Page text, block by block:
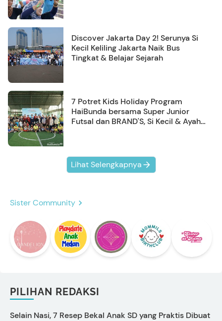
Discover Jakarta Day 2! Serunya Si
Kecil Keliling Jakarta Naik Bus
Tingkat & Belajar Sejarah
7 Potret Kids Holiday Program
HaiBunda bersama Super Junior
Futsal dan BRAND'S, Si Kecil & Ayah
Lihat Selengkapnya
Sister Community
PILIHAN REDAKSI
Selain Nasi, 7 Resep Bekal Anak SD yang Praktis Dibuat